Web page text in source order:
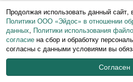
© 2026 ИФЧ РГПУ им. А. И. Герцена
Перепечатка и любое воспроизведение
сайта или фрагментов
из них на любом языке возможны только с
РГПУ им. А. И. Герцена.
Продолжая использовать данный сайт,
Политики ООО «Эйдос» в отношении
данных, Политики использования
согласие на сбор и обработку
согласны с данными условиями вы
Согласен